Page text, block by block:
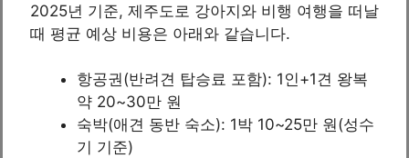
2025년 기준, 제주도로 강아지와 비행 여행을 떠날
때 평균 예상 비용은 아래와 같습니다.
항공권(반려견 탑승료 포함): 1인+1견 왕복
약 20~30만 원
숙박(애견 동반 숙소): 1박 10~25만 원(성수
기 기준)